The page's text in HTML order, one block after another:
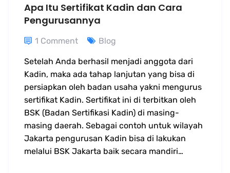
Apa Itu Sertifikat Kadin dan Cara
Pengurusannya
1 Comment Blog
Setelah Anda berhasil menjadi anggota dari
Kadin, maka ada tahap lanjutan yang bisa di
persiapkan oleh badan usaha yakni mengurus
sertifikat Kadin. Sertifikat ini di terbitkan oleh
BSK (Badan Sertifikasi Kadin) di masing-
masing daerah. Sebagai contoh untuk wilayah
Jakarta pengurusan Kadin bisa di lakukan
melalui BSK Jakarta baik secara mandiri…